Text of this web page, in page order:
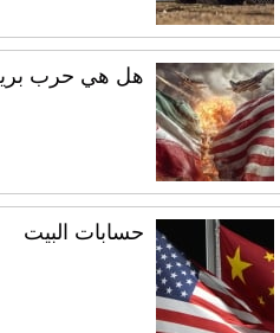
هل هي حرب
حسابات البيت